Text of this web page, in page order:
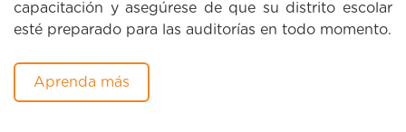
capacitación y asegúrese de que su distrito escolar
esté preparado para las auditorías en todo momento.
Aprenda más